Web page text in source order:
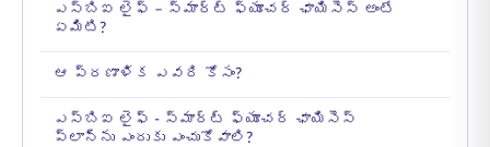
ఎస్‌బిఐ లైఫ్ – స్మార్ట్ ఫ్యూచర్ ఛాయిసెస్ అంటే
ఏమిటి?
ఆ ప్రణాళిక ఎవరి కోసం?
ఎస్‌బిఐ లైఫ్ - స్మార్ట్ ఫ్యూచర్ ఛాయిసెస్
ప్లాన్‌ను ఎందుకు ఎంచుకోవాలి?